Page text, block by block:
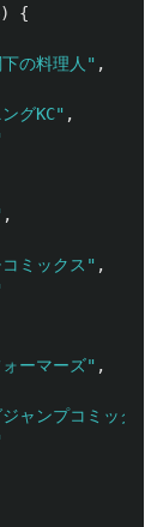
)
{
の料理人" ,
グKC" ,
,
ミックス" ,
ーマーズ" ,
ャンプコミックス"